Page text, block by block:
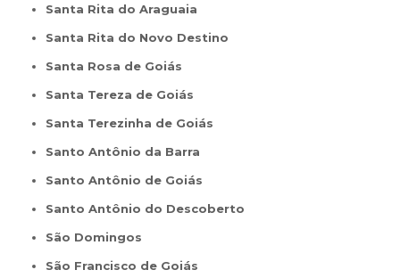
Santa Rita do Araguaia
Santa Rita do Novo Destino
Santa Rosa de Goiás
Santa Tereza de Goiás
Santa Terezinha de Goiás
Santo Antônio da Barra
Santo Antônio de Goiás
Santo Antônio do Descoberto
São Domingos
São Francisco de Goiás